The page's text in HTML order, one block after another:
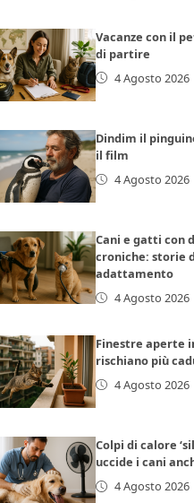
Vacanze con il
di partire
4 Agosto 2026
Dindim il
il film
4 Agosto 2026
Cani e gatti con
croniche: storie
adattamento
4 Agosto 2026
Finestre aperte
rischiano più
4 Agosto 2026
Colpi di calore
uccide i cani
4 Agosto 2026